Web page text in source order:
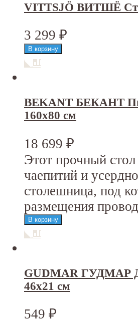
VITTSJÖ ВИТШЁ
3 299 ₽
BEKANT БЕКАНТ
160x80 см
18 699 ₽
Этот прочный
чаепитий и
столешница, под
размещения
GUDMAR ГУДМАР
46x21 см
549 ₽